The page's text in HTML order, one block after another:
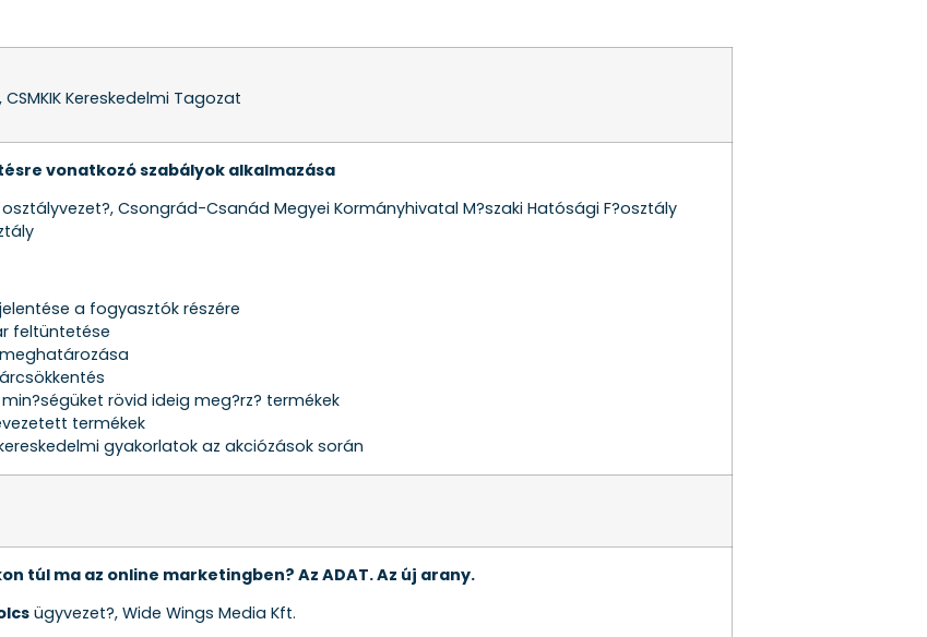
CSMKIK Kereskedelmi Tagozat
vonatkozó szabályok alkalmazása
osztályvezet?, Csongrád-Csanád Megyei Kormányhivatal M?szaki Hatósági F?osztály
a fogyasztók részére
feltüntetése
rövid ideig meg?rz? termékek
termékek
gyakorlatok az akciózások során
túl ma az online marketingben? Az ADAT. Az új arany.
ügyvezet?, Wide Wings Media Kft.